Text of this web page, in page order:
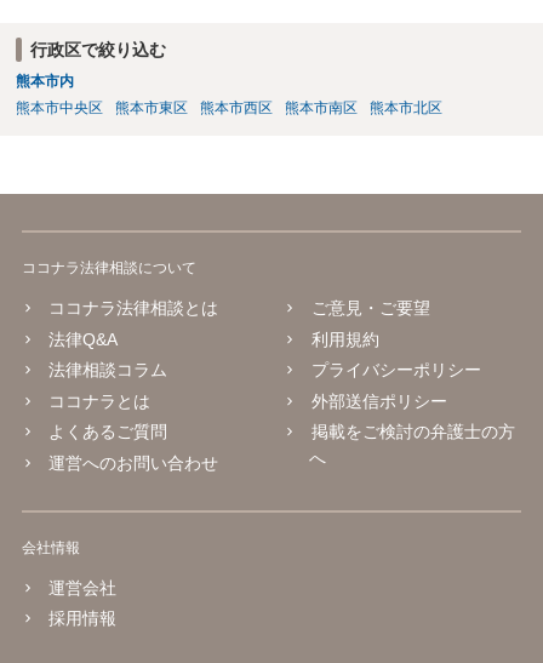
認を受けなければならない。 一 取締役が自己又は第三者のために株
式会社の事業の部類に属する取引をしようとするとき。 二 取締役が
自己又は第三者のために株式会社と取引をしようとするとき。 三 株
式会社が取締役の債務を保証することその他取締役以外の者との間に
２ 取締役会設置会社においては、第三百五十六条第一項各号の取引
事実を取締役会に報告しなければならない。
行政区で絞り込む
熊本市内
熊本市中央区
熊本市東区 熊本市西区 熊本市南区 熊本市北区
ココナラ法律相談について
ココナラ法律相談とは
法律Q&A
法律相談コラム
ココナラとは
よくあるご質問
運営へのお問い合わせ
ご意見・ご要望
利用規約
プライバシーポリシー
外部送信ポリシー
掲載をご検討の弁護士の方
へ
会社情報
運営会社
採用情報